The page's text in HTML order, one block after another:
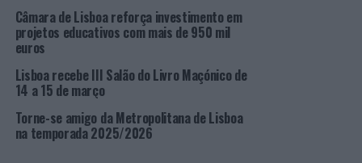
O Funchal volta ao 8º lugar na tabela nacional, que já
ocupou na edição de 2016, conseguindo reconquistar
terreno face à invulgar descida ao 10º posto na passada
edição doBloom Consulting Portugal City Brand
Ranking©. Setúbal, que na passada edição não fez parte
do Top 10 nacional, volta ao cimo da tabela, com uma
Câmara de Lisboa reforça investimento em
projetos educativos com mais de 950 mil
euros
Lisboa recebe III Salão do Livro Maçónico de
14 a 15 de março
Torne-se amigo da Metropolitana de Lisboa
na temporada 2025/2026